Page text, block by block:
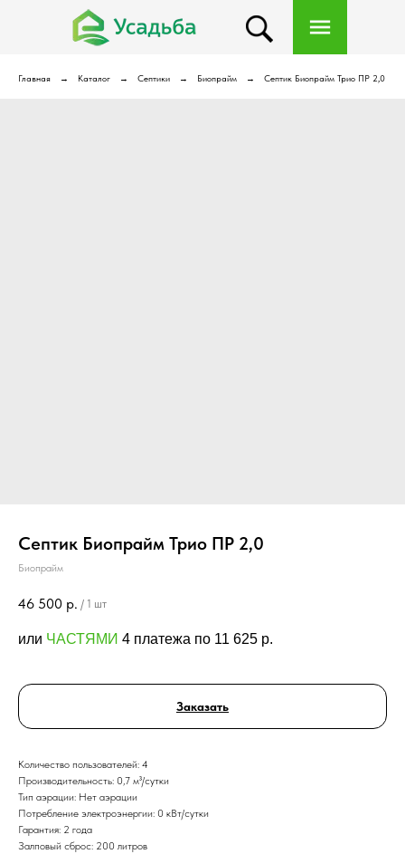
Главная Каталог Септики Биопрайм Септик Биопрайм Трио ПР 2,0
Септик Биопрайм Трио ПР 2,0
Биопрайм
46 500 р. / 1 шт
или ЧАСТЯМИ 4 платежа по 11 625 p.
Заказать
Количество пользователей: 4
Производительность: 0,7 м³/сутки
Тип аэрации: Нет аэрации
Потребление электроэнергии: 0 кВт/сутки
Гарантия: 2 года
Залповый сброс: 200 литров